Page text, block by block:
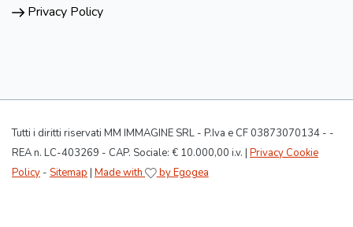
Privacy Policy
Tutti i diritti riservati MM IMMAGINE SRL - P.Iva e CF 03873070134 - -
REA n. LC-403269 - CAP. Sociale: € 10.000,00 i.v. | Privacy Cookie
Policy - Sitemap | Made with by Egogea